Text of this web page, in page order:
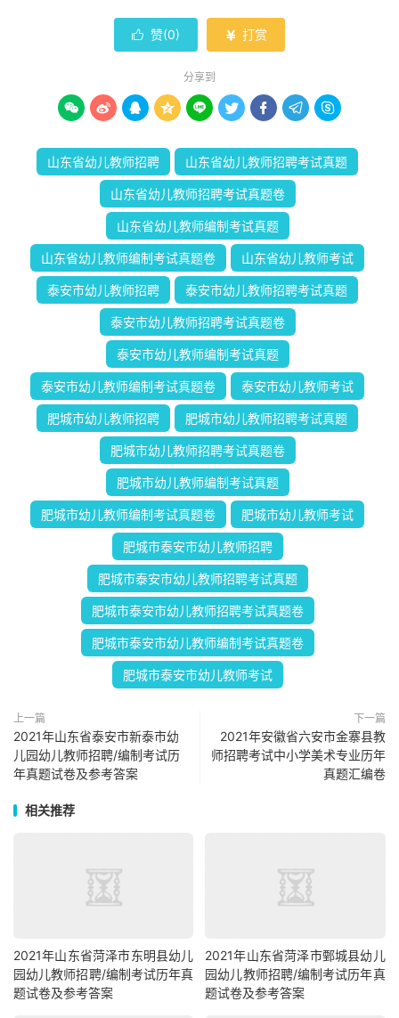
 赞(0)  打赏
分享到
        
山东省幼儿教师招聘 山东省幼儿教师招聘考试真题
山东省幼儿教师招聘考试真题卷
山东省幼儿教师编制考试真题
山东省幼儿教师编制考试真题卷 山东省幼儿教师考试
泰安市幼儿教师招聘 泰安市幼儿教师招聘考试真题
泰安市幼儿教师招聘考试真题卷
泰安市幼儿教师编制考试真题
泰安市幼儿教师编制考试真题卷 泰安市幼儿教师考试
肥城市幼儿教师招聘 肥城市幼儿教师招聘考试真题
肥城市幼儿教师招聘考试真题卷
肥城市幼儿教师编制考试真题
肥城市幼儿教师编制考试真题卷 肥城市幼儿教师考试
肥城市泰安市幼儿教师招聘
肥城市泰安市幼儿教师招聘考试真题
肥城市泰安市幼儿教师招聘考试真题卷
肥城市泰安市幼儿教师编制考试真题卷
肥城市泰安市幼儿教师考试
上一篇
2021年山东省泰安市新泰市幼
儿园幼儿教师招聘/编制考试历
年真题试卷及参考答案
下一篇
2021年安徽省六安市金寨县教
师招聘考试中小学美术专业历年
真题汇编卷
相关推荐
2021年山东省菏泽市东明县幼儿
园幼儿教师招聘/编制考试历年真
题试卷及参考答案
2021年山东省菏泽市鄄城县幼儿
园幼儿教师招聘/编制考试历年真
题试卷及参考答案